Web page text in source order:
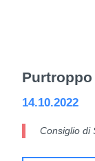
14.10.2022
Consiglio di